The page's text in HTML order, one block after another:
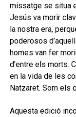
missatge se situa
Jesús va morir
la nostra era,
poderosos
homes van fer
d’entre els morts.
en la vida de les
Natzaret. Som els
Aquesta edició